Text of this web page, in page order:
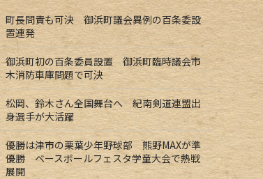
町長問責も可決 御浜町議会異例の百条委設
置連発
御浜町初の百条委員設置 御浜町臨時議会市
木消防車庫問題で可決
松岡、鈴木さん全国舞台へ 紀南剣道連盟出
身選手が大活躍
優勝は津市の栗葉少年野球部 熊野MAXが準
優勝 ベースボールフェスタ学童大会で熱戦
展開